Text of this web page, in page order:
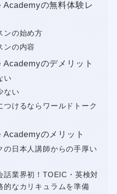
の無料体験レ
ンの始め方
ンの内容
のデメリット
い
ない
つけるならワールドトーク
のメリット
の日本人講師からの手厚い
話業界初！TOEIC・英検対
的なカリキュラムを準備